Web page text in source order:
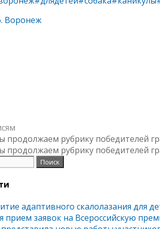
Воронеж
продолжаем рубрику победителей
продолжаем рубрику победителей
адаптивного скалолазания для
прием заявок на Всероссийскую